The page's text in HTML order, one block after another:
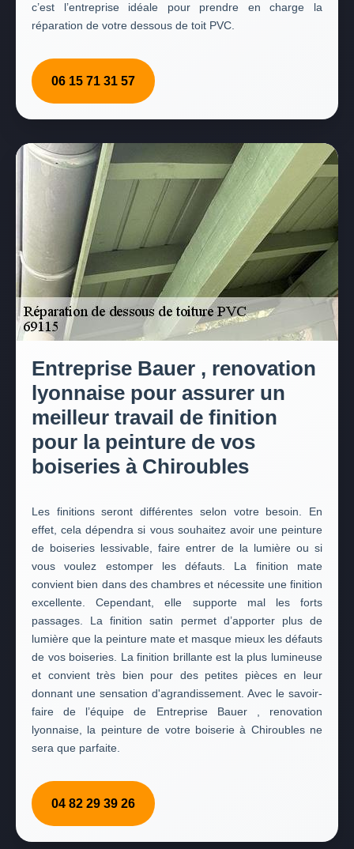
c’est l’entreprise idéale pour prendre en charge la
réparation de votre dessous de toit PVC.
06 15 71 31 57
Entreprise Bauer , renovation
lyonnaise pour assurer un
meilleur travail de finition
pour la peinture de vos
boiseries à Chiroubles
Les finitions seront différentes selon votre besoin. En
effet, cela dépendra si vous souhaitez avoir une peinture
de boiseries lessivable, faire entrer de la lumière ou si
vous voulez estomper les défauts. La finition mate
convient bien dans des chambres et nécessite une finition
excellente. Cependant, elle supporte mal les forts
passages. La finition satin permet d’apporter plus de
lumière que la peinture mate et masque mieux les défauts
de vos boiseries. La finition brillante est la plus lumineuse
et convient très bien pour des petites pièces en leur
donnant une sensation d'agrandissement. Avec le savoir-
faire de l’équipe de Entreprise Bauer , renovation
lyonnaise, la peinture de votre boiserie à Chiroubles ne
sera que parfaite.
04 82 29 39 26